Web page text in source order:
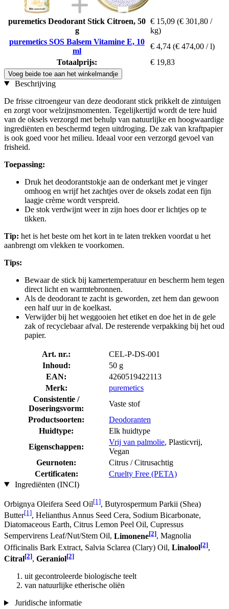
puremetics Deodorant Stick Citroen, 50
g
€ 15,09 (€ 301,80 /
kg)
puremetics SOS Balsem Vitamine E, 10
ml
€ 4,74 (€ 474,00 / l)
Totaalprijs:
€ 19,83
Voeg beide toe aan het winkelmandje
Beschrijving
De frisse citroengeur van deze deodorant stick prikkelt de zintuigen
en zorgt voor welzijnsmomenten. Tegelijkertijd wordt de tere huid
van de oksels verzorgd met behulp van natuurlijke en hoogwaardige
ingrediënten en beschermd tegen uitdroging. De zak van kraftpapier
is ook goed voor het milieu. Ideaal voor een verzorgd gevoel van
frisheid.
Toepassing:
Druk het deodorantstokje aan de onderkant met je vinger
omhoog en wrijf het zachtjes over de oksels zodat een fijn
laagje crème wordt verspreid.
De stok verdwijnt weer in zijn hoes door er lichtjes op te
tikken.
Tip: het is het beste om het kort in te laten trekken voordat u het
aanbrengt om vlekken te voorkomen.
Tips:
Bewaar de stick bij kamertemperatuur en bescherm hem tegen
direct licht en warmtebronnen.
Als de deodorant te zacht is geworden, zet hem dan gewoon
een half uur in de koelkast.
Verwijder bij het weggooien het etiket en doe het in de gele
zak of recyclebaar afval. De resterende verpakking bij het oud
papier.
Art. nr.:
CEL-P-DS-001
Inhoud:
50 g
EAN:
4260519422113
Merk:
puremetics
Consistentie /
Doseringsvorm:
Vaste stof
Productsoorten:
Deodoranten
Huidtype:
Elk huidtype
Eigenschappen:
Vrij van palmolie, Plasticvrij,
Vegan
Geurnoten:
Citrus / Citrusachtig
Certificaten:
Cruelty Free (PETA)
Ingrediënten (INCI)
Orbignya Oleifera Seed Oil[1], Butyrospermum Parkii (Shea)
Butter[1], Helianthus Annus Seed Cera, Sodium Bicarbonate,
Diatomaceous Earth, Citrus Lemon Peel Oil, Cupressus
Sempervirens Leaf/Nut/Stem Oil, Limonene[2], Magnolia
Officinalis Bark Extract, Salvia Sclarea (Clary) Oil, Linalool[2],
Citral[2], Geraniol[2]
uit gecontroleerde biologische teelt
van natuurlijke etherische oliën
Juridische informatie